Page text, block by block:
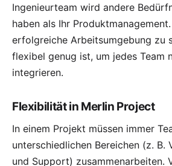
Ingenieurteam wird andere
haben als Ihr
erfolgreiche Arbeitsumgebung zu
flexibel genug ist, um jedes Team
integrieren.
Flexibilität in Merlin Project
In einem Projekt müssen immer
unterschiedlichen Bereichen (z. B.
und Support) zusammenarbeiten.